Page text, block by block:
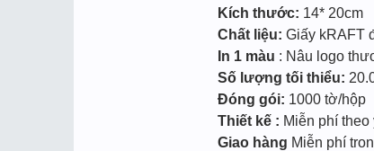
Kích thước: 14* 20cm
Chất liệu: Giấy kRAFT
In 1 màu : Nâu logo
Số lượng tối thiểu:
Đóng gói: 1000 tờ/hộp
Thiết kế : Miễn phí theo
Giao hàng Miễn phí